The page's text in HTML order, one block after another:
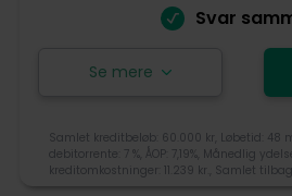
Kundeservice
Lendo blev grundlagt i 2007, og
Svar
Se mere
Samlet kreditbeløb: 60.000 kr, Løbetid: 48
debitorrente: 7 %, ÅOP: 7,19%, Månedlig
kreditomkostninger: 11.239 kr., Samlet